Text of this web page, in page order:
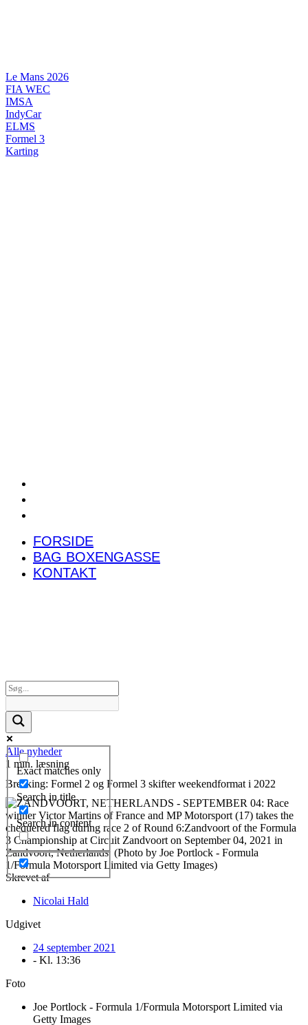
Le Mans 2026
FIA WEC
IMSA
IndyCar
ELMS
Formel 3
Karting
FORSIDE
BAG BOXENGASSE
KONTAKT
Exact matches only
Search in title
Search in content
Alle nyheder
1 min. læsning
Breaking: Formel 2 og Formel 3 skifter weekendformat i 2022
Skrevet af
Nicolai Hald
Udgivet
24 september 2021
- Kl. 13:36
Foto
Joe Portlock - Formula 1/Formula Motorsport Limited via
Getty Images